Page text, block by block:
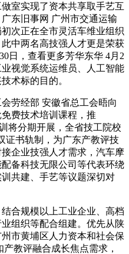
室实现了资本共享取手艺互
东旧事网 广州市交通运输
次正在全市灵活车维业组织
中两名高技强人才更是荣获
日，查看更多芳华东华 4月2
视觉系统运维员、人工智能
术标的目的。
经部 安徽省总工会晤向
费技术培训课程，推
将分期开展，全省技工院校
证书轨制，为广东产教评技
企业技强人才需求，汽车摩
备科技无限公司等代表环绕
共建、手艺等议题深切对
规模以上工业企业、高档
组织等配合组建。优先从陕
市黄埔区人力资本和社会保
教评融合成长焦点需求，